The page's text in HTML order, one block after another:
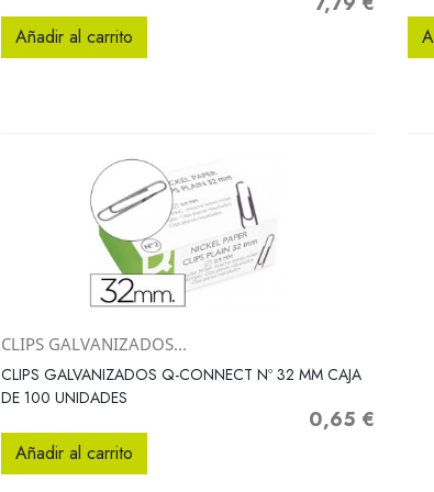
Añadir al carrito
 Vista rápida
CLIPS GALVANIZADOS...
CLIPS GALVANIZADOS Q-CONNECT Nº 32 MM CAJA
DE 100 UNIDADES
Precio
0,65 €
Añadir al carrito